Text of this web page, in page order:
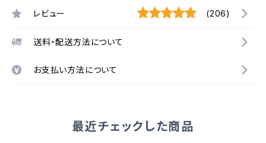
レビュー (206)
送料・配送方法について
お支払い方法について
最近チェックした商品